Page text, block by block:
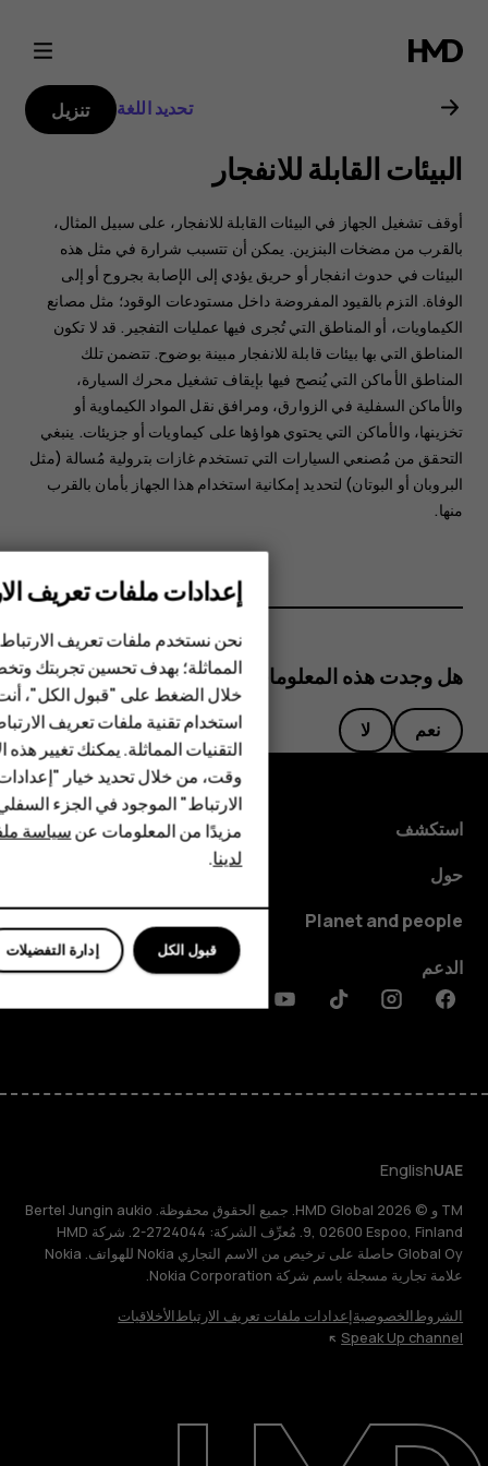
دليل
مستخدم
Nokia
3310
الهواتف الذكية
الهواتف المميزة
الأكسسوارات
HMD Terra M
HMD DUB
HMD Watch
للأعمال
حول
تحديد اللغة تنزيل
البيئات القابلة للانفجار
أوقف تشغيل الجهاز في البيئات القابلة للانفجار، على سبيل المثال،
بالقرب من مضخات البنزين. يمكن أن تتسبب شرارة في مثل هذه
البيئات في حدوث انفجار أو حريق يؤدي إلى الإصابة بجروح أو إلى
الوفاة. ‏‫التزم بالقيود المفروضة داخل مستودعات الوقود؛ مثل مصانع
الكيماويات، أو المناطق التي تُجرى فيها عمليات التفجير.‬ قد لا تكون
المناطق التي بها بيئات قابلة للانفجار مبينة بوضوح. تتضمن تلك
المناطق الأماكن التي يُنصح فيها بإيقاف تشغيل محرك السيارة،
والأماكن السفلية في الزوارق، ومرافق نقل المواد الكيماوية أو
تخزينها، والأماكن التي يحتوي هواؤها على كيماويات أو جزيئات. ينبغي
التحقق من مُصنعي السيارات التي تستخدم غازات بترولية مُسالة (مثل
البروبان أو البوتان) لتحديد إمكانية استخدام هذا الجهاز بأمان بالقرب
منها.
هل وجدت هذه المعلومات مفيدة؟
نعم لا
استكشف
حول
Planet and people
الدعم
Facebook
Instagram
Tiktok
Youtube
Linkedin
Discord
UAE
English
TM و © 2026 HMD Global. جميع الحقوق محفوظة. Bertel Jungin aukio
9, 02600 Espoo, Finland. مُعرِّف الشركة: 2724044-2. شركة HMD
Global Oy حاصلة على ترخيص من الاسم التجاري Nokia للهواتف. Nokia
علامة تجارية مسجلة باسم شركة Nokia Corporation.
الشروطالخصوصيةإعدادات ملفات تعريف الارتباطالأخلاقيات
Speak Up channel
إعدادات ملفات تعريف
نحن نستخدم ملفات تعريف
المماثلة؛ بهدف تحسين تجربتك
خلال الضغط على "قبول الكل"،
استخدام تقنية ملفات تعريف
التقنيات المماثلة. يمكنك تغيير
وقت، من خلال تحديد خيار
الارتباط" الموجود في الجزء
مزيدًا من المعلومات عنسياسة
لدينا.
إدارة التفضيلات قبول الكل